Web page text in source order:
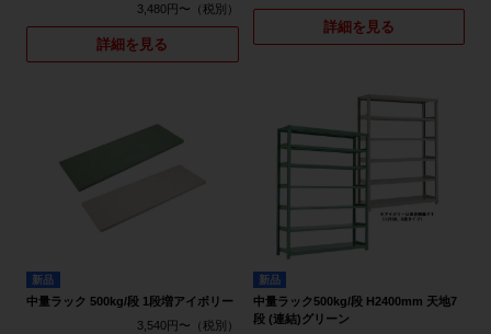
3,480円〜
詳細を見る
詳細を見る
新品
中量ラック 500kg/段 1段増アイボリー
3,540円〜
新品
中量ラック500kg/段 H2400mm 天地7
段 (連結)グリーン